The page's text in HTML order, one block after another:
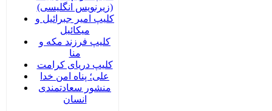
(زیرنویس انگلیسی)
کلیپ امیر جبرائیل و
میکائیل
کلیپ فرزند مکه و
منا
کلیپ دریای کرامت
علی؛ پناه امن خدا
منشور سعادتمندی
انسان